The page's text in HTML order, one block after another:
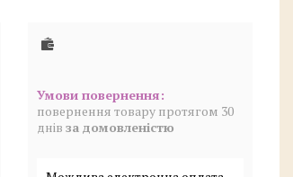
повернення товару протягом 30
днів за домовленістю